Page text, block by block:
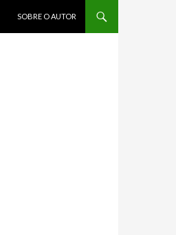
SOBRE O AUTOR